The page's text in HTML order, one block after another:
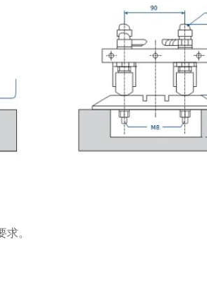
。